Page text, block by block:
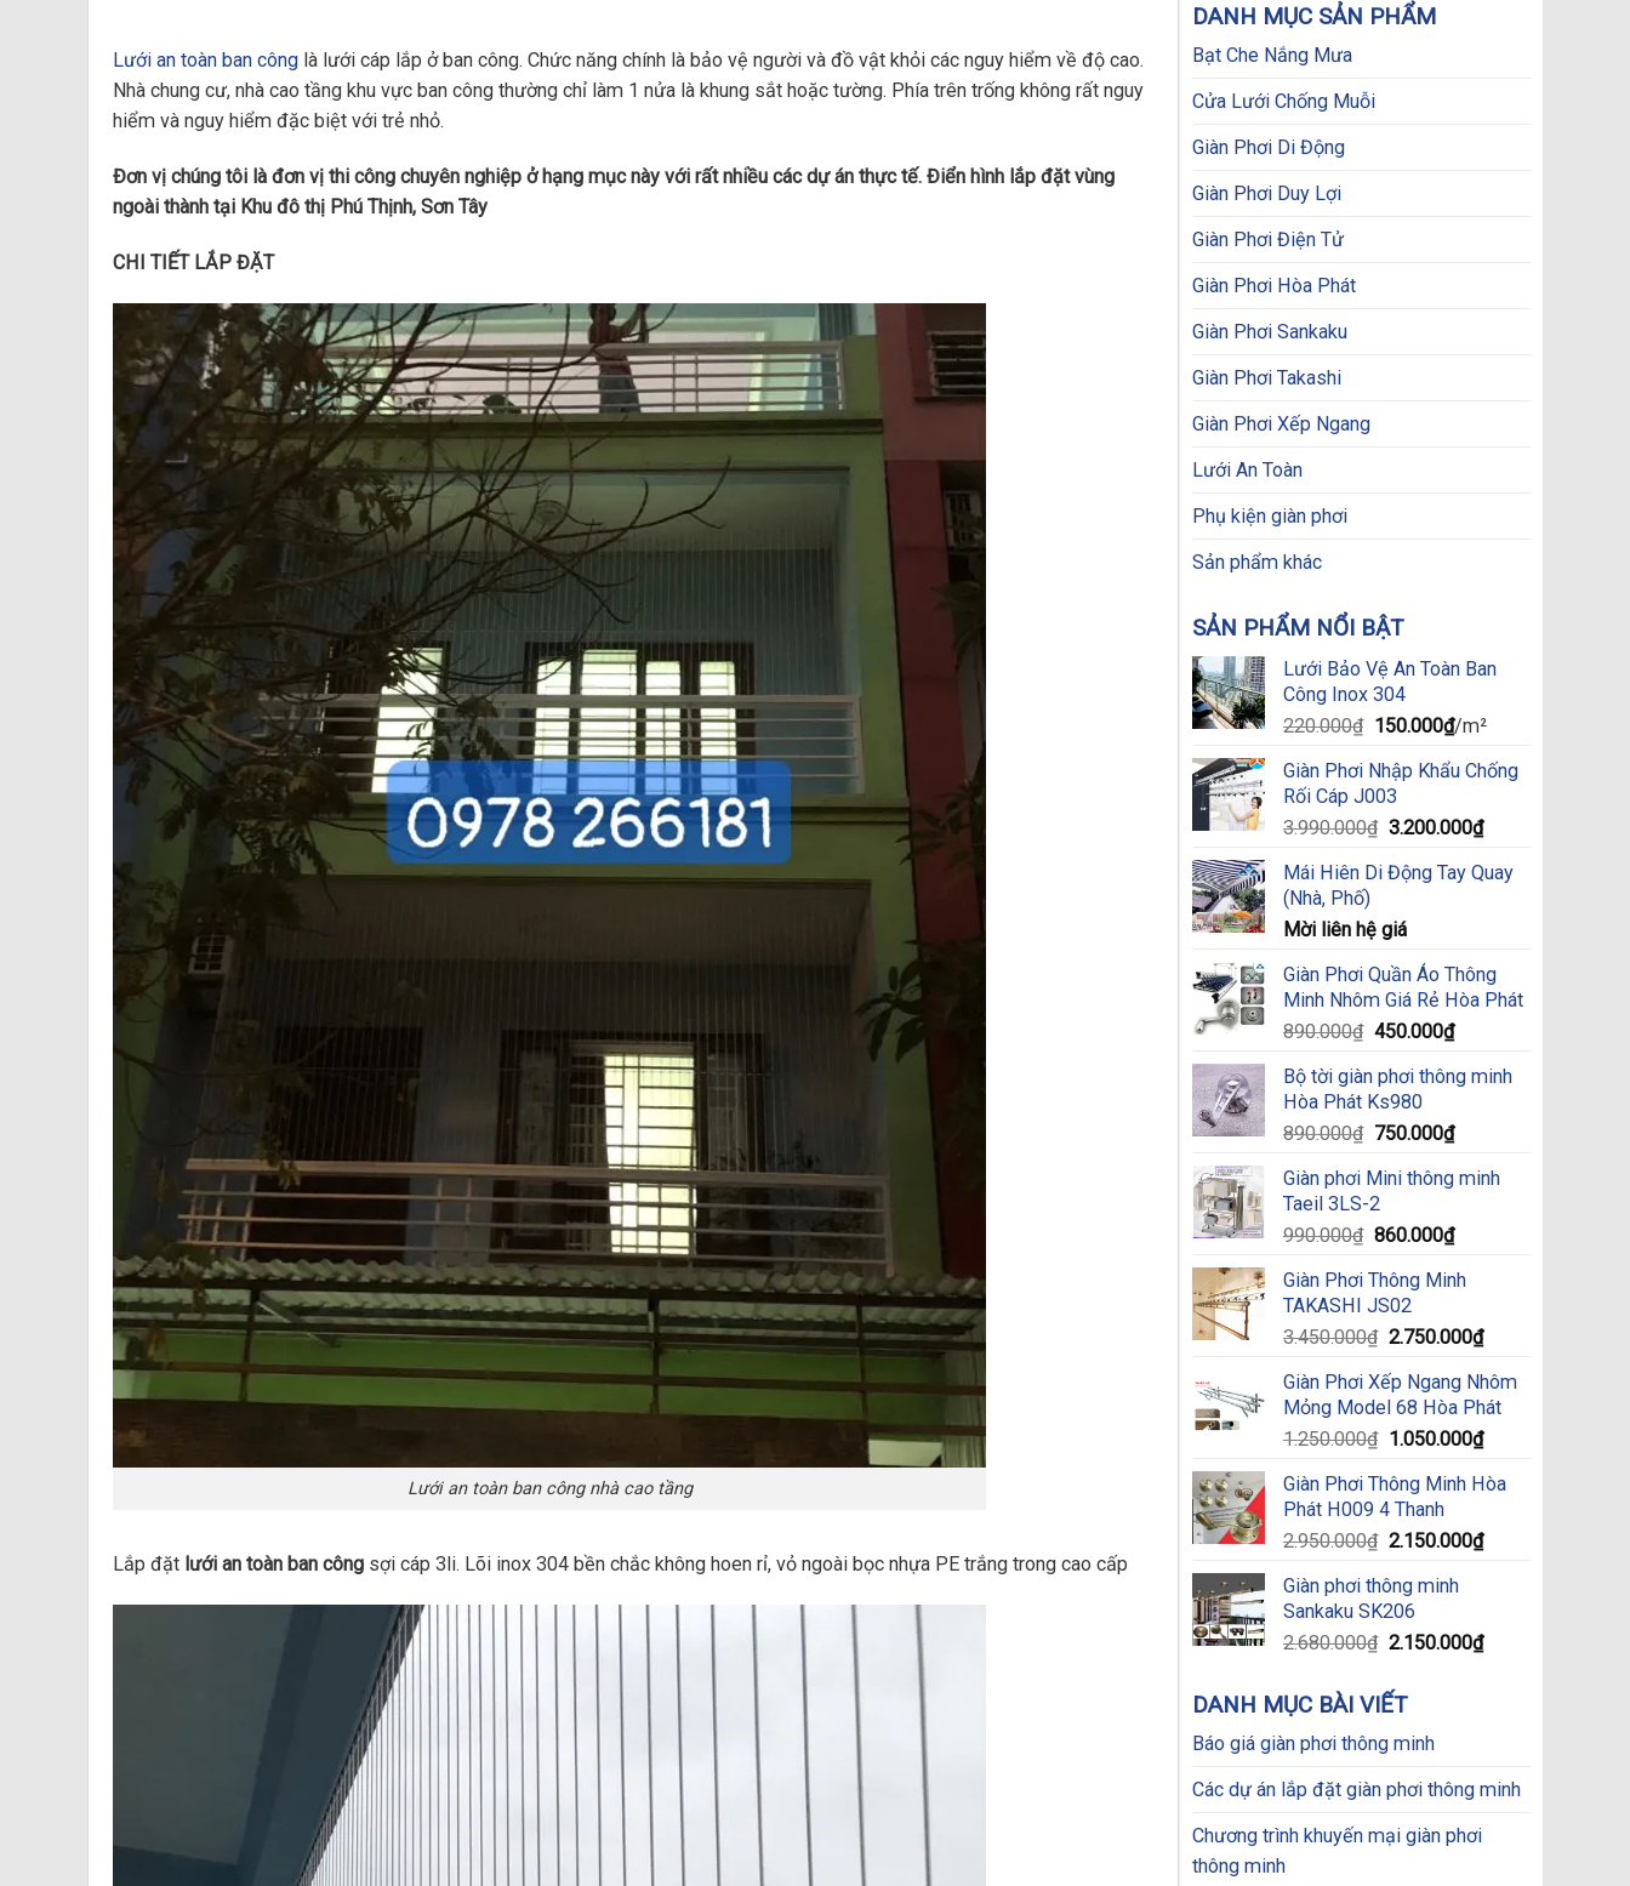
Lưới an toàn ban công là lưới cáp lắp ở ban công. Chức năng chính là bảo vệ người và đồ vật khỏi các nguy hiểm về độ cao.
Nhà chung cư, nhà cao tầng khu vực ban công thường chỉ làm 1 nửa là khung sắt hoặc tường. Phía trên trống không rất nguy
hiểm và nguy hiểm đặc biệt với trẻ nhỏ.
Đơn vị chúng tôi là đơn vị thi công chuyên nghiệp ở hạng mục này với rất nhiều các dự án thực tế. Điển hình lắp đặt vùng
ngoài thành tại Khu đô thị Phú Thịnh, Sơn Tây
CHI TIẾT LẮP ĐẶT
Lưới an toàn ban công nhà cao tầng
Lắp đặt lưới an toàn ban công sợi cáp 3li. Lõi inox 304 bền chắc không hoen rỉ, vỏ ngoài bọc nhựa PE trắng trong cao cấp
DANH MỤC SẢN PHẨM
Bạt Che Nắng Mưa
Cửa Lưới Chống Muỗi
Giàn Phơi Di Động
Giàn Phơi Duy Lợi
Giàn Phơi Điện Tử
Giàn Phơi Hòa Phát
Giàn Phơi Sankaku
Giàn Phơi Takashi
Giàn Phơi Xếp Ngang
Lưới An Toàn
Phụ kiện giàn phơi
Sản phẩm khác
SẢN PHẨM NỔI BẬT
Lưới Bảo Vệ An Toàn Ban
Công Inox 304
220.000₫ Original
was:
220.000₫.
150.000₫Current
is:
/m²
Giàn Phơi Nhập Khẩu Chống
Rối Cáp J003
3.990.000₫ Original
was:
3.200.000₫Current
is:
Mái Hiên Di Động Tay Quay
(Nhà, Phố)
Mời liên hệ giá
Giàn Phơi Quần Áo Thông
Minh Nhôm Giá Rẻ Hòa Phát
890.000₫ Original
was:
890.000₫.
450.000₫Current
is:
Bộ tời giàn phơi thông minh
Hòa Phát Ks980
890.000₫ Original
was:
890.000₫.
750.000₫Current
is:
Giàn phơi Mini thông minh
Taeil 3LS-2
990.000₫ Original
was:
990.000₫.
860.000₫Current
is:
Giàn Phơi Thông Minh
TAKASHI JS02
3.450.000₫ Original
was:
3.450.000₫.
2.750.000₫Current
is:
2.750.000₫.
Giàn Phơi Xếp Ngang Nhôm
Mỏng Model 68 Hòa Phát
1.250.000₫ Original
was:
1.250.000₫.
1.050.000₫Current
is:
Giàn Phơi Thông Minh Hòa
Phát H009 4 Thanh
2.950.000₫ Original
was:
2.950.000₫.
2.150.000₫Current
Giàn phơi thông minh
Sankaku SK206
2.680.000₫ Original
was:
2.680.000₫.
2.150.000₫Current
DANH MỤC BÀI VIẾT
Báo giá giàn phơi thông minh
Các dự án lắp đặt giàn phơi thông minh
Chương trình khuyến mại giàn phơi
thông minh